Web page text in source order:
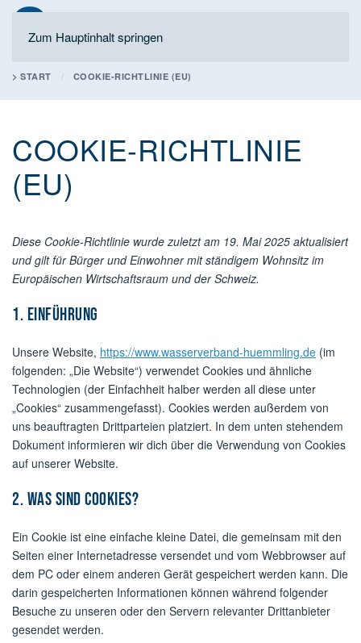
Zum Hauptinhalt springen
> START COOKIE-RICHTLINIE (EU)
COOKIE-RICHTLINIE
(EU)
Diese Cookie-Richtlinie wurde zuletzt am 19. Mai 2025 aktualisiert
und gilt für Bürger und Einwohner mit ständigem Wohnsitz im
Europäischen Wirtschaftsraum und der Schweiz.
1. Einführung
Unsere Website, https://www.wasserverband-huemmling.de (im
folgenden: „Die Website“) verwendet Cookies und ähnliche
Technologien (der Einfachheit halber werden all diese unter
„Cookies“ zusammengefasst). Cookies werden außerdem von
uns beauftragten Drittparteien platziert. In dem unten stehendem
Dokument informieren wir dich über die Verwendung von Cookies
auf unserer Website.
2. Was sind Cookies?
Ein Cookie ist eine einfache kleine Datei, die gemeinsam mit den
Seiten einer Internetadresse versendet und vom Webbrowser auf
dem PC oder einem anderen Gerät gespeichert werden kann. Die
darin gespeicherten Informationen können während folgender
Besuche zu unseren oder den Servern relevanter Drittanbieter
gesendet werden.